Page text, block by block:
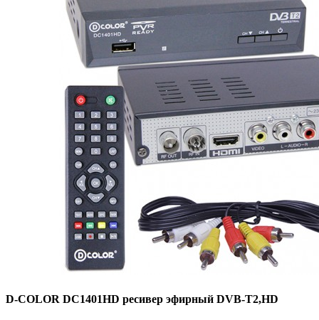
D-COLOR DC1401HD ресивер эфирный DVB-T2,HD